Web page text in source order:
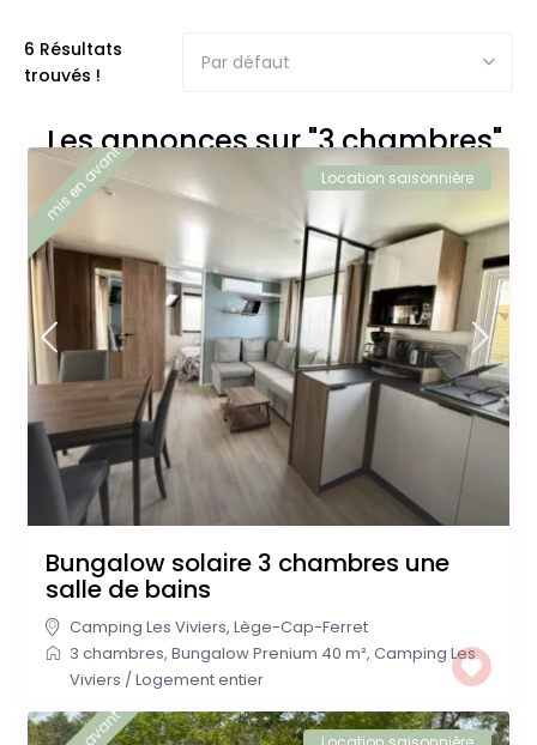
6 Résultats
trouvés !
Par défaut
Les annonces sur "3 chambres"
mis en avant Location saisonnière
Bungalow solaire 3 chambres une
salle de bains
Camping Les Viviers,Lège-Cap-Ferret
3 chambres,Bungalow Prenium 40 m²,Camping Les
Viviers /Logement entier